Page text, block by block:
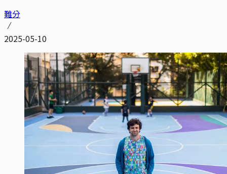
難分
2025-05-10